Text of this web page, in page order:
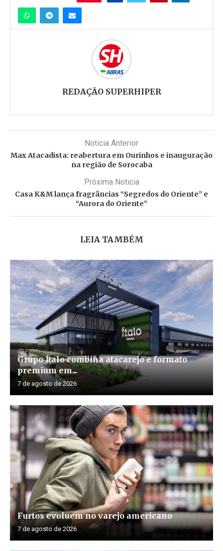
REDAÇÃO SUPERHIPER
Noticia Anterior
Max Atacadista: reabertura em Ourinhos e inauguração
na região de Sorocaba
Próxima Noticia
Casa K&M lança fragrâncias “Segredos do Oriente” e
“Aurora do Oriente”
LEIA TAMBÉM
Grupo Ítalo combina atacarejo e formato
premium em...
7 de agosto de 2026
Furtos evoluem no varejo americano
7 de agosto de 2026